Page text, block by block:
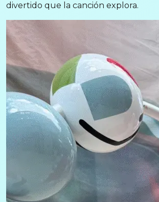
divertido que la canción explora.